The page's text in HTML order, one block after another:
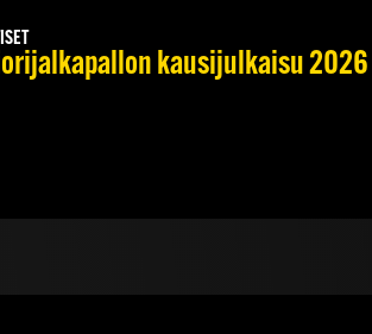
kausijulkaisu